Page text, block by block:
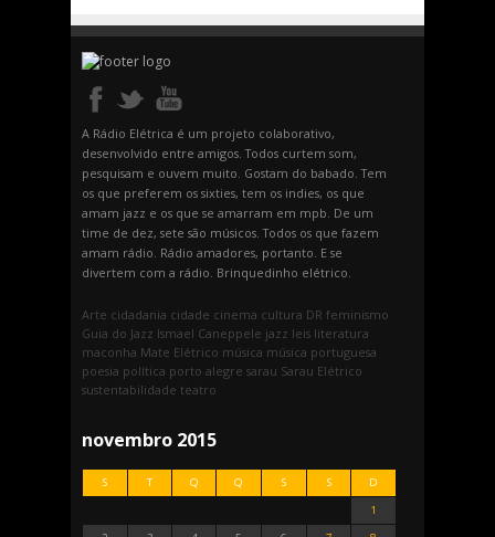
A Rádio Elétrica é um projeto colaborativo,
desenvolvido entre amigos. Todos curtem som,
pesquisam e ouvem muito. Gostam do babado. Tem
os que preferem os sixties, tem os indies, os que
amam jazz e os que se amarram em mpb. De um
time de dez, sete são músicos. Todos os que fazem
amam rádio. Rádio amadores, portanto. E se
divertem com a rádio. Brinquedinho elétrico.
Arte cidadania cidade cinema cultura DR feminismo
Guia do Jazz Ismael Caneppele jazz leis literatura
maconha Mate Elétrico música música portuguesa
poesia política porto alegre sarau Sarau Elétrico
sustentabilidade teatro
novembro 2015
S T Q Q S S
D
1